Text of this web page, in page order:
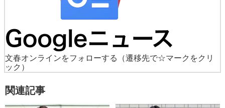
文春オンラインをフォローする
（遷移先で☆マークをクリ
ック）
関連記事